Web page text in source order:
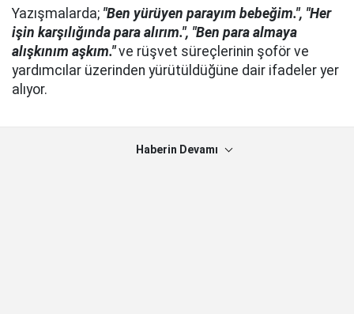
Yazışmalarda; "Ben yürüyen parayım bebeğim.", "Her
işin karşılığında para alırım.", "Ben para almaya
alışkınım aşkım."ve rüşvet süreçlerinin şoför ve
yardımcılar üzerinden yürütüldüğüne dair ifadeler yer
alıyor.
Haberin Devamı